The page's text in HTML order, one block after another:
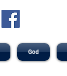
God